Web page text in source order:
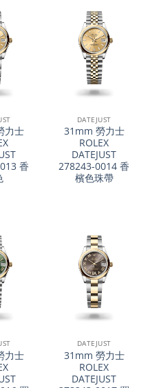
力士
香
DATEJUST
31mm 勞力士
ROLEX
DATEJUST
278243-0014 香
檳色珠帶
力士
DATEJUST
31mm 勞力士
ROLEX
DATEJUST